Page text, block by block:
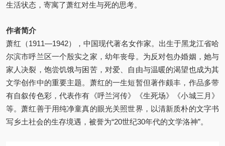
生活状态，寄寓了萧红对生与死的思考。
作者简介
萧红（1911—1942），中国现代著名女作家。出生于黑龙江省哈
尔滨市呼兰区一个殷实之家，幼年丧母。为反对包办婚姻，她与
家人决裂，饱尝饥饿与困苦，对爱、自由与温暖的渴望也成为其
文学创作中的重要主题。萧红的一生短暂但著作颇丰，作品多带
有自叙传色彩，代表作有《呼兰河传》《生死场》《小城三月》
等。萧红善于用纯净童真的眼光关照世界，以清新质朴的文字书
写乡土社会的生存境遇，被誉为“20世纪30年代的文学洛神”。